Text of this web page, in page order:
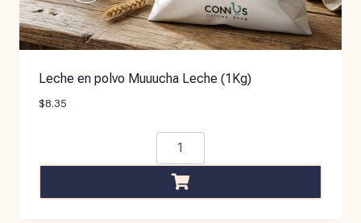
Leche en polvo Muuucha Leche (1Kg)
$8.35